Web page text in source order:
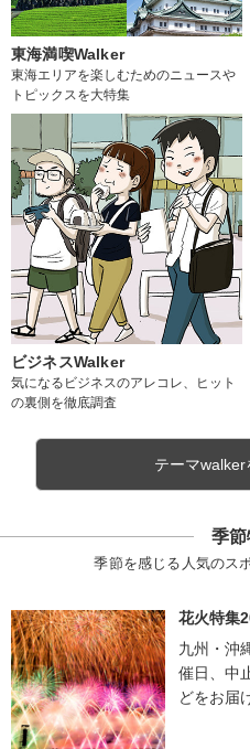
東海満喫Walker
東海エリアを楽しむためのニュースや
トピックスを大特集
ビジネスWalker
気になるビジネスのアレコレ、ヒット
の裏側を徹底調査
テーマwalker
季
季節を感じる人気のス
花火特集
九州・沖
催日、中
どをお届